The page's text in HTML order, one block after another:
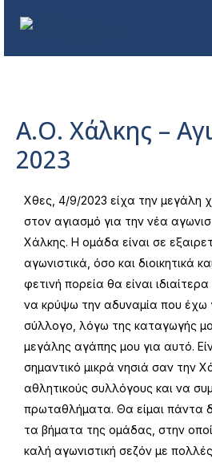
Α.Ο. Χάλκης –
2023
Χθες, 4/9/2023 είχα την μεγάλη
στον αγιασμό για την νέα
Χάλκης. Η ομάδα είναι σε
αγωνιστικά, όσο και διοικητικά
φετινή πορεία θα είναι
να κρύψω την αδυναμία που έχω
σύλλογο, λόγω της καταγωγής
μεγάλης αγάπης μου για αυτό.
σημαντικό μικρά νησιά σαν την
αθλητικούς συλλόγους και να
πρωταθλήματα. Θα είμαι πάντα
τα βήματα της ομάδας, στην
καλή αγωνιστική σεζόν με πολλές